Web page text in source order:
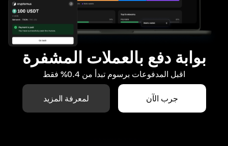
بوابة دفع بالعملات المشفرة
اقبل المدفوعات برسوم تبدأ من 0.4% فقط
جرب الآن لمعرفة المزيد